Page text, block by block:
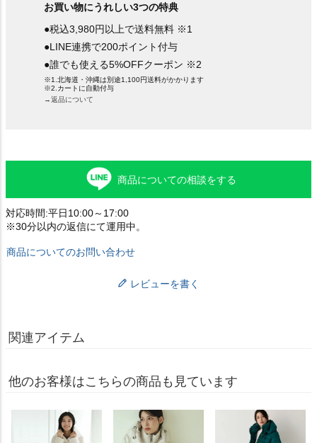
お買い物にうれしい3つの特典
●税込3,980円以上で送料無料 ※1
●LINE連携で200ポイント付与
●誰でも使える5%OFFクーポン ※2
※1.北海道・沖縄は別途1,100円送料がかかります
※2.カートに自動付与
→返品について
商品についての相談をする
対応時間:平日10:00～17:00
※30分以内の返信にて運用中。
商品についてのお問い合わせ
レビューを書く
関連アイテム
他のお客様はこちらの商品も見ています